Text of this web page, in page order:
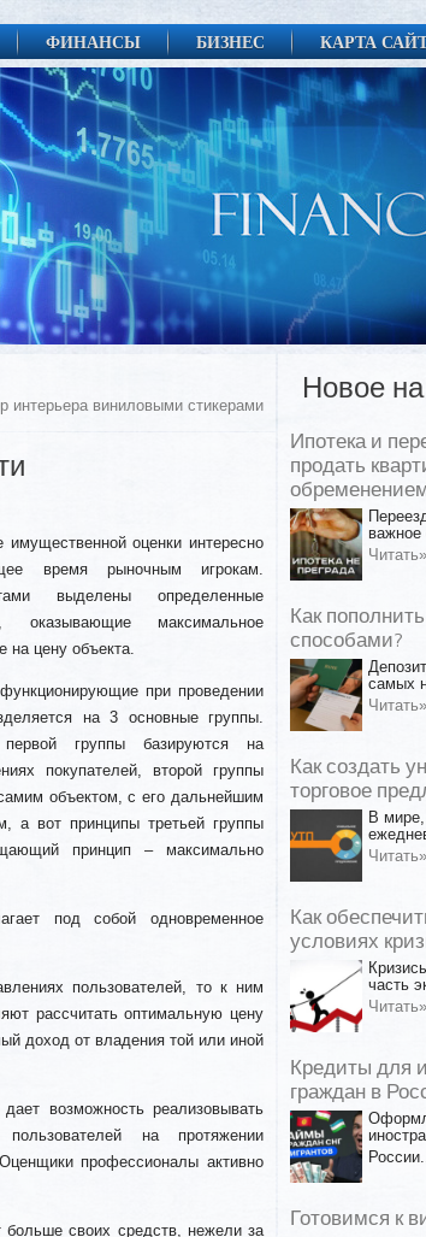
ФИНАНСЫ БИЗНЕС КАРТА
интерьера виниловыми стикерами
имущественной оценки интересно
время рыночным игрокам.
выделены определенные
оказывающие максимальное
на цену объекта.
при проведении
на 3 основные группы.
группы базируются на
покупателей, второй группы
объектом, с его дальнейшим
а вот принципы третьей группы
принцип – максимально
под собой одновременное
пользователей, то к ним
рассчитать оптимальную цену
доход от владения той или иной
возможность реализовывать
на протяжении
профессионалы активно
больше своих средств, нежели за
Новое
Ипотека и
продать
важное
Читать»
Как
способами?
самых
Читать»
Как создать
торговое
В мире,
Читать»
Как
условиях
часть
Читать»
Кредиты для
граждан в
Готовимся к